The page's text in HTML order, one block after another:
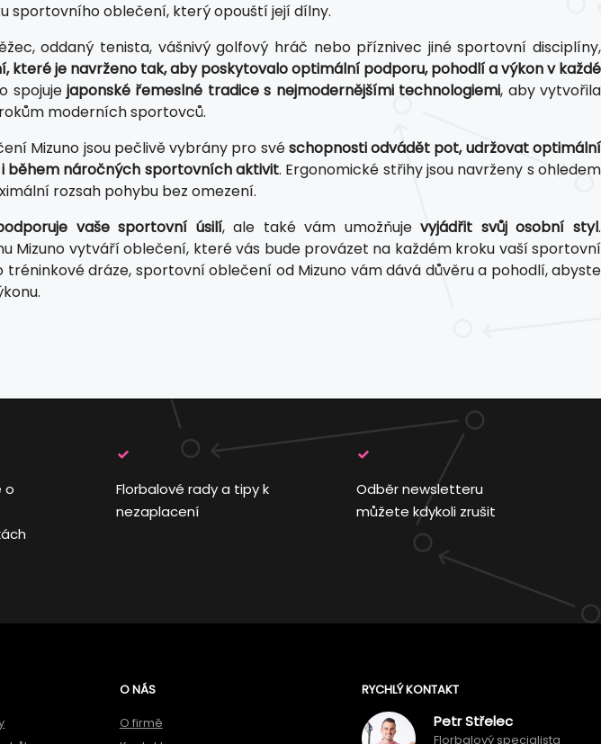
sportovního oblečení, který opouští její dílny.
oddaný tenista, vášnivý golfový hráč nebo příznivec jiné sportovní disciplíny,
které je navrženo tak, aby poskytovalo optimální podporu, pohodlí a výkon v každé
spojuje japonské řemeslné tradice s nejmodernějšími technologiemi, aby vytvořila
moderních sportovců.
Mizuno jsou pečlivě vybrány pro svéschopnosti odvádět pot, udržovat optimální
během náročných sportovních aktivit. Ergonomické střihy jsou navrženy s ohledem
rozsah pohybu bez omezení.
vaše sportovní úsilí, ale také vám umožňujevyjádřit svůj osobní styl.
Mizuno vytváří oblečení, které vás bude provázet na každém kroku vaší sportovní
tréninkové dráze, sportovní oblečení od Mizuno vám dává důvěru a pohodlí, abyste
o
Florbalové rady a tipy k
nezaplacení
Odběr newsletteru
můžete kdykoli zrušit
O NÁS
O firmě
RYCHLÝ KONTAKT
Petr Střelec
Florbalový specialista